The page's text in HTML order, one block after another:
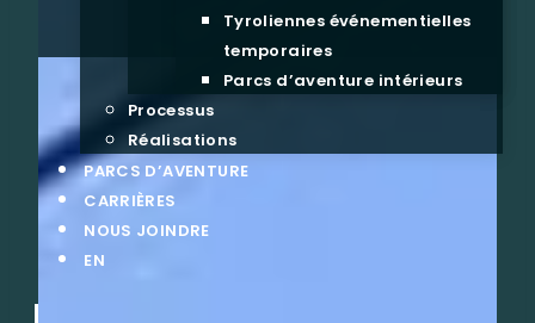
Tyroliennes événementielles
temporaires
Parcs d’aventure intérieurs
Processus
Réalisations
PARCS D’AVENTURE
CARRIÈRES
NOUS JOINDRE
EN